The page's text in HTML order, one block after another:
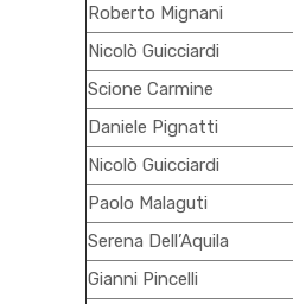
Roberto Mignani
Nicolò Guicciardi
Scione Carmine
Daniele Pignatti
Nicolò Guicciardi
Paolo Malaguti
Serena Dell’Aquila
Gianni Pincelli